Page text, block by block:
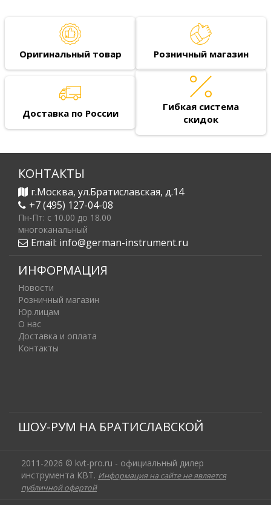
Оригинальный товар Розничный магазин
Доставка по России
Гибкая система
скидок
КОНТАКТЫ
г.Москва, ул.Братиславская, д.14
+7 (495) 127-04-08
Пн-Пт: c 10.00 до 18.00
многоканальный
Email: info@german-instrument.ru
ИНФОРМАЦИЯ
Новости
Розничный магазин
Юр.лицам
О нас
Доставка и оплата
Контакты
ШОУ-РУМ НА БРАТИСЛАВСКОЙ
2011-2026 © kvt-pro.ru - официальный дилер
инструмента КВТ. Информация на сайте не является
публичной офертой